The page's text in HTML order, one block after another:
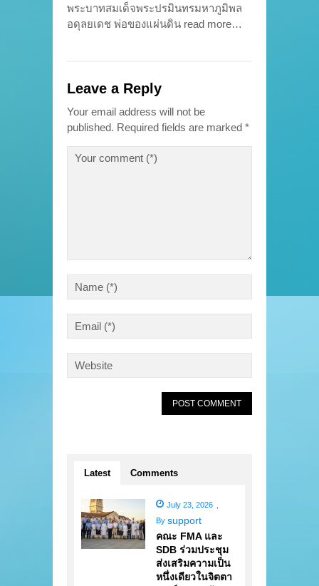
พระบาทสมเด็จพระปรมินทรมหาภูมิพล
อดุลยเดช พ่อของแผ่นดิน read more…
Leave a Reply
Your email address will not be
published. Required fields are marked *
Latest Comments
July 23, 2026
By support
คณะ FMA และ
SDB ร่วมประชุม
ส่งเสริมความเป็น
หนึ่งเดียวในจิตตา